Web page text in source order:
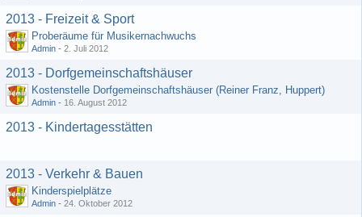
2013 - Freizeit & Sport
Proberäume für Musikernachwuchs
Admin - 2. Juli 2012
2013 - Dorfgemeinschaftshäuser
Kostenstelle Dorfgemeinschaftshäuser (Reiner Franz, Huppert)
Admin - 16. August 2012
2013 - Kindertagesstätten
2013 - Verkehr & Bauen
Kinderspielplätze
Admin - 24. Oktober 2012